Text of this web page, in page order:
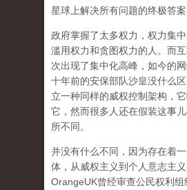
星球上解决所有问题的终极答案
政府掌握了太多权力，权力集
滥用权力和贪图权力的人。而
次出现了集中化高峰， 如今的
十年前的安保部队沙皇没什么
立一种同样的威权控制架构，
它，然而很多人还在假装这事
所不同。
并没有什么不同，因为存在着
体，从威权主义到个人意志主
OrangeUK曾经审查公民权利组